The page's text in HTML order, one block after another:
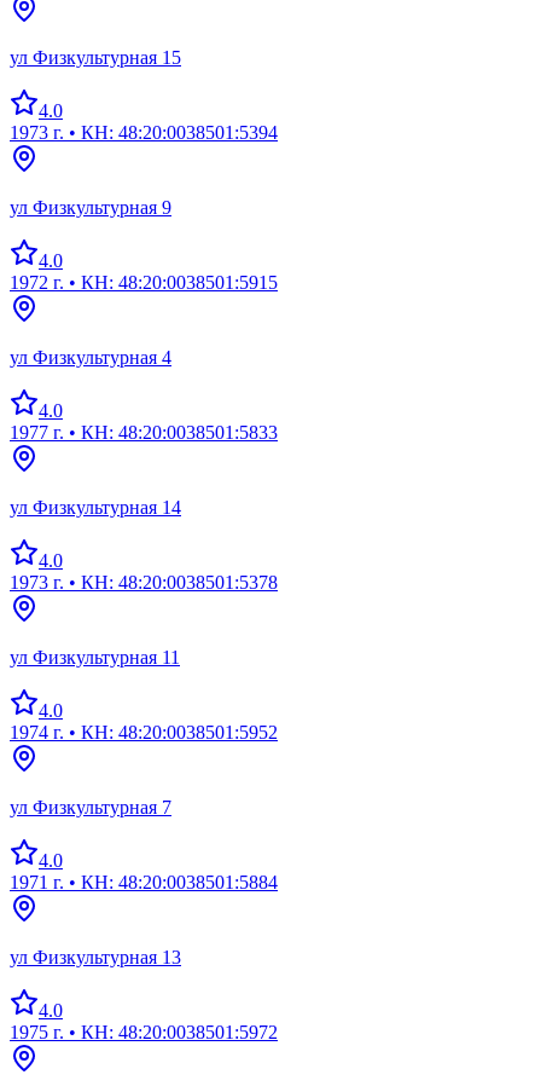
ул Физкультурная 15
4.0
1973 г. • КН: 48:20:0038501:5394
ул Физкультурная 9
4.0
1972 г. • КН: 48:20:0038501:5915
ул Физкультурная 4
4.0
1977 г. • КН: 48:20:0038501:5833
ул Физкультурная 14
4.0
1973 г. • КН: 48:20:0038501:5378
ул Физкультурная 11
4.0
1974 г. • КН: 48:20:0038501:5952
ул Физкультурная 7
4.0
1971 г. • КН: 48:20:0038501:5884
ул Физкультурная 13
4.0
1975 г. • КН: 48:20:0038501:5972